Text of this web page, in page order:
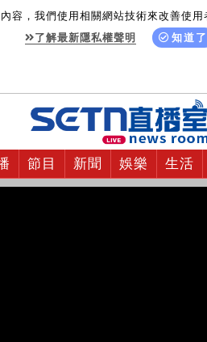
容，我們使用相關網站技術來改善使
了解最新隱私權聲明
知道了
節目 新聞 娛樂 生活